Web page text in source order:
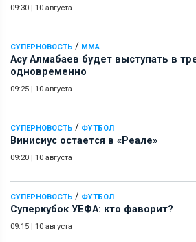
09:30 | 10 августа
СУПЕРНОВОСТЬ / ММА
Асу Алмабаев будет выступать в
одновременно
09:25 | 10 августа
СУПЕРНОВОСТЬ / ФУТБОЛ
Винисиус остается в «Реале»
09:20 | 10 августа
СУПЕРНОВОСТЬ / ФУТБОЛ
Суперкубок УЕФА: кто фаворит?
09:15 | 10 августа